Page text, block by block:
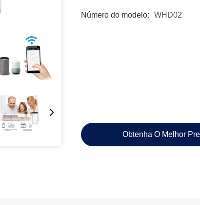
Número do modelo: WHD02
Obtenha O Melhor